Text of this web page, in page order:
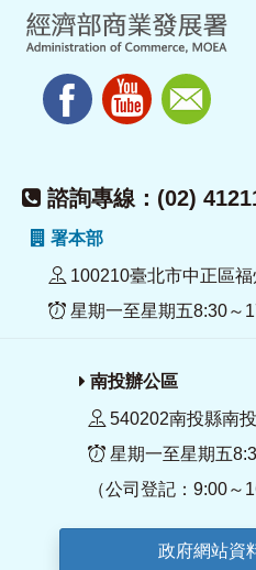
諮詢專線：(02)
署本部
100210臺北市中正區
星期一至星期五8:30～
南投辦公區
540202南投縣南
星期一至星期五
（公司登記：9:00～
政府網站資